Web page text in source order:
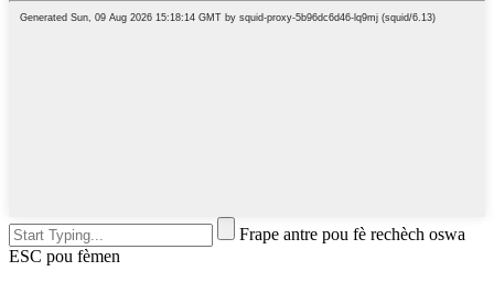
Frape antre pou fè rechèch oswa
ESC pou fèmen